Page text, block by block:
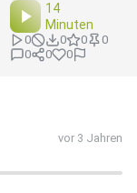
14
Minuten
0 0 0
0
0
0 0
vor 3 Jahren